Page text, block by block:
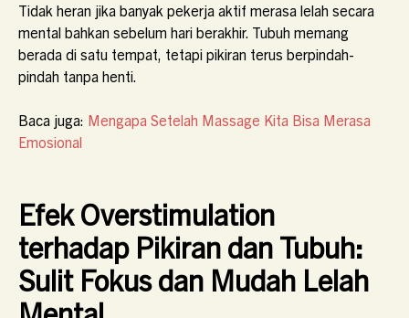
Tidak heran jika banyak pekerja aktif merasa lelah secara
mental bahkan sebelum hari berakhir. Tubuh memang
berada di satu tempat, tetapi pikiran terus berpindah-
pindah tanpa henti.
Baca juga: Mengapa Setelah Massage Kita Bisa Merasa
Emosional
Efek Overstimulation
terhadap Pikiran dan Tubuh:
Sulit Fokus dan Mudah Lelah